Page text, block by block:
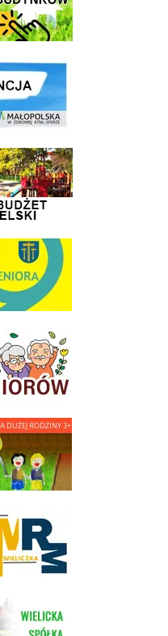
dot.- powietrza
Obywatelski
Aktywnego Seniora
Seniorow - Wieliczka
Dużej Rodziny
Transportowej